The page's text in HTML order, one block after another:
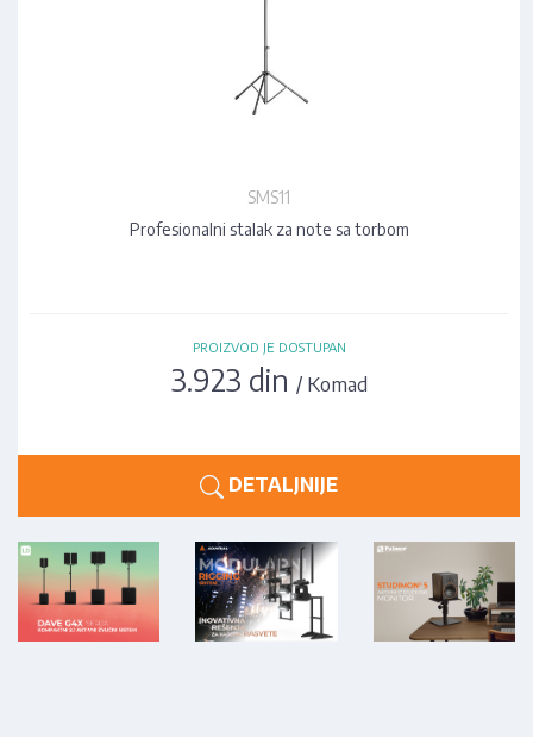
SMS11
Profesionalni stalak za note sa torbom
PROIZVOD JE DOSTUPAN
3.923 din / Komad
DETALJNIJE